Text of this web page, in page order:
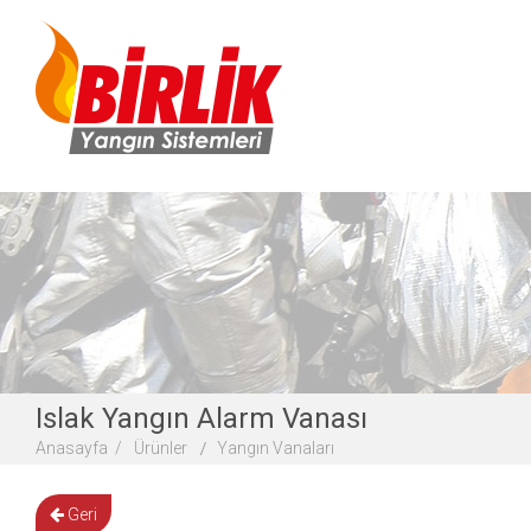
Islak Yangın Alarm Vanası
Anasayfa / Ürünler Yangın Vanaları
Geri